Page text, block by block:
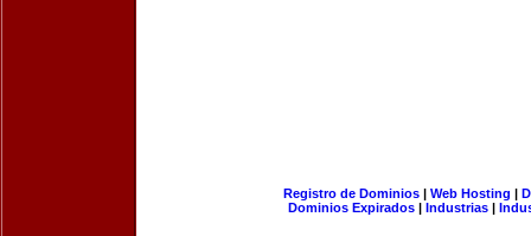
Registro de Dominios| Web Hosting |
Dominios Expirados | Industrias |